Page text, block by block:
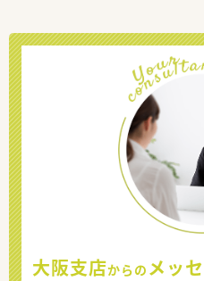
大阪支店からの メッ